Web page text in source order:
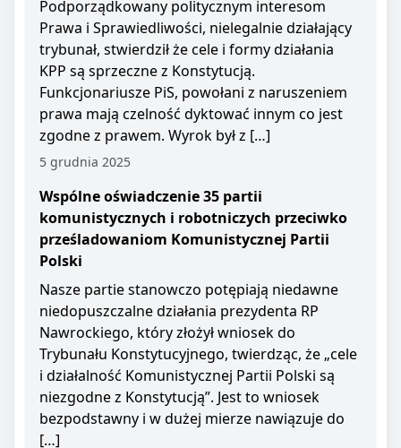
Podporządkowany politycznym interesom
Prawa i Sprawiedliwości, nielegalnie działający
trybunał, stwierdził że cele i formy działania
KPP są sprzeczne z Konstytucją.
Funkcjonariusze PiS, powołani z naruszeniem
prawa mają czelność dyktować innym co jest
zgodne z prawem. Wyrok był z […]
5 grudnia 2025
Wspólne oświadczenie 35 partii
komunistycznych i robotniczych przeciwko
prześladowaniom Komunistycznej Partii
Polski
Nasze partie stanowczo potępiają niedawne
niedopuszczalne działania prezydenta RP
Nawrockiego, który złożył wniosek do
Trybunału Konstytucyjnego, twierdząc, że „cele
i działalność Komunistycznej Partii Polski są
niezgodne z Konstytucją”. Jest to wniosek
bezpodstawny i w dużej mierze nawiązuje do
[…]